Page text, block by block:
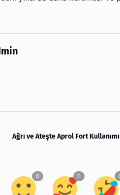
Ağrı ve Ateşte Aprol Fort Kullanımı